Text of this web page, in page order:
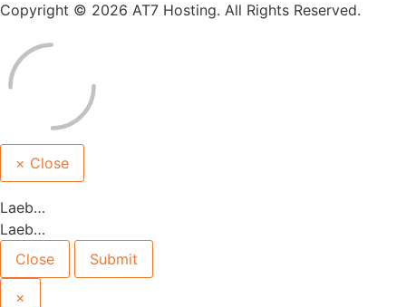
Copyright © 2026 AT7 Hosting. All Rights Reserved.
× Close
Laeb…
Laeb…
Close
Submit
×